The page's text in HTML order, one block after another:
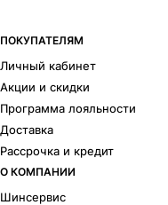
Sunfull
Типоразмеры
R15
195/60 R15
205/70 R15
ПОКУПАТЕЛЯМ
Личный кабинет
Акции и скидки
Программа лояльности
Доставка
Рассрочка и кредит
О КОМПАНИИ
Шинсервис